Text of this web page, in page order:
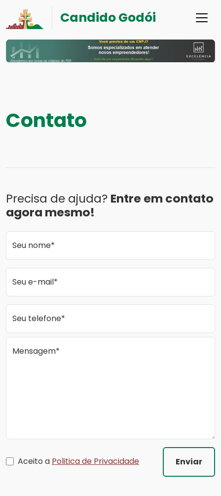
Candido Godói
Contato
Precisa de ajuda? Entre em contato
agora mesmo!
Seu nome*
Seu e-mail*
Seu telefone*
Mensagem*
Aceito a Politica de Privacidade Enviar